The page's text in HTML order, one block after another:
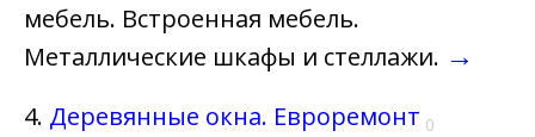
мебель. Встроенная мебель.
Металлические шкафы и стеллажи. →
4. Деревянные окна. Евроремонт 0